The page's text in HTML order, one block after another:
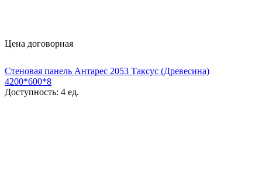
Цена договорная
Стеновая панель Антарес 2053 Таксус (Древесина)
4200*600*8
Доступность: 4 ед.